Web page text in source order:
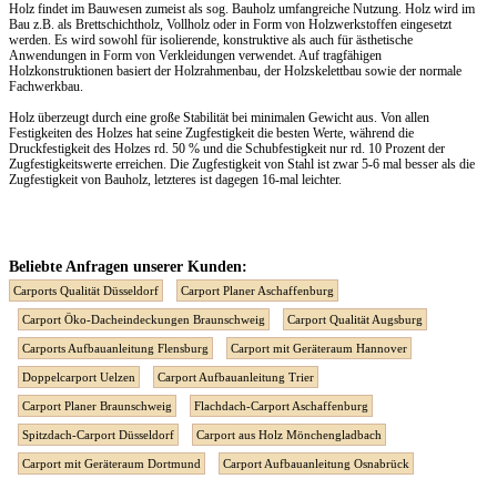
Holz findet im Bauwesen zumeist als sog. Bauholz umfangreiche Nutzung. Holz wird im
Bau z.B. als Brettschichtholz, Vollholz oder in Form von Holzwerkstoffen eingesetzt
werden. Es wird sowohl für isolierende, konstruktive als auch für ästhetische
Anwendungen in Form von Verkleidungen verwendet. Auf tragfähigen
Holzkonstruktionen basiert der Holzrahmenbau, der Holzskelettbau sowie der normale
Fachwerkbau.
Holz überzeugt durch eine große Stabilität bei minimalen Gewicht aus. Von allen
Festigkeiten des Holzes hat seine Zugfestigkeit die besten Werte, während die
Druckfestigkeit des Holzes rd. 50 % und die Schubfestigkeit nur rd. 10 Prozent der
Zugfestigkeitswerte erreichen. Die Zugfestigkeit von Stahl ist zwar 5-6 mal besser als die
Zugfestigkeit von Bauholz, letzteres ist dagegen 16-mal leichter.
Beliebte Anfragen unserer Kunden:
Carports Qualität Düsseldorf Carport Planer Aschaffenburg
Carport Öko-Dacheindeckungen Braunschweig Carport Qualität Augsburg
Carports Aufbauanleitung Flensburg Carport mit Geräteraum Hannover
Doppelcarport Uelzen Carport Aufbauanleitung Trier
Carport Planer Braunschweig Flachdach-Carport Aschaffenburg
Spitzdach-Carport Düsseldorf Carport aus Holz Mönchengladbach
Carport mit Geräteraum Dortmund Carport Aufbauanleitung Osnabrück